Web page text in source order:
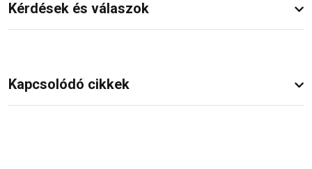
Kérdések és válaszok
Kapcsolódó cikkek